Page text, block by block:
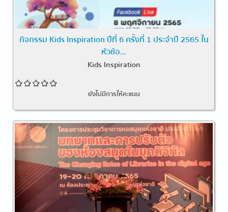
กิจกรรม Kids Inspiration ปีที่ 6 ครั้งที่ 1 ประจำปี 2565 ใน
หัวข้อ...
Kids Inspiration
ยังไม่มีการให้คะแนน